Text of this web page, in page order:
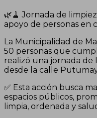
🌿🧹 Jornada de
apoyo de personas en
La Municipalidad de
50 personas que
realizó una jornada de
desde la calle
✅ Esta acción busca
espacios públicos,
limpia, ordenada y